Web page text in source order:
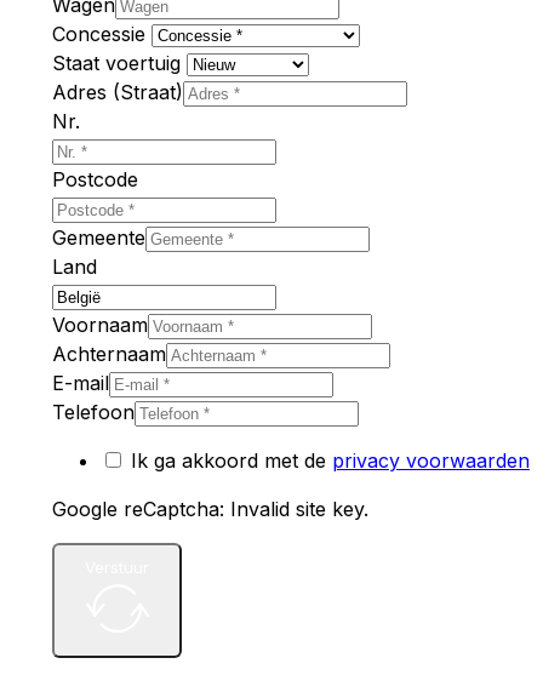
Concessie
Staat voertuig
Adres (Straat)
Nr.
Postcode
Gemeente
Land
Voornaam
Achternaam
E-mail
Telefoon
Ik ga akkoord met de privacy voorwaarden
Google reCaptcha: Invalid site key.